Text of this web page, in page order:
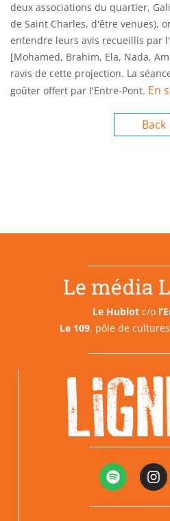
deux associations du quartier,
de Saint Charles, d'être venues),
entendre leurs avis recueillis par
[Mohamed, Brahim, Ela, Nada,
ravis de cette projection. La
goûter offert par l'Entre-Pont. En
Back
Le média
Le Hublot c/o
Le 109, pôle de